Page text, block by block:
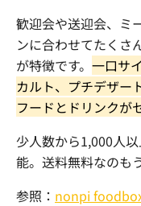
歓迎会や送迎会、ミ
ンに合わせてたくさ
が特徴です。 一口サ
カルト、プチデザー
フードとドリンクが
少人数から1,000人
能。送料無料なのも
参照： nonpi